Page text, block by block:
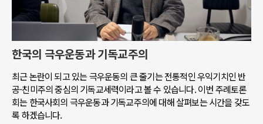
한국의 극우운동과 기독교주의
최근 논란이 되고 있는 극우운동의 큰 줄기는 전통적인 우익기치인 반
공-친미주의 중심의 기독교세력이라고 볼 수 있습니다. 이번 주례토론
회는 한국사회의 극우운동과 기독교주의에 대해 살펴보는 시간을 갖도
록 하겠습니다.